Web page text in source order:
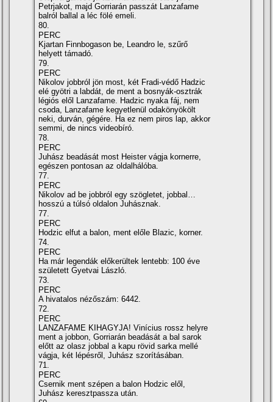
Petrjakot, majd Gorriarán passzát Lanzafame
balról ballal a léc fölé emeli.
80.
PERC
Kjartan Finnbogason be, Leandro le, szűrő
helyett támadó.
79.
PERC
Nikolov jobbról jön most, két Fradi-védő Hadzic
elé gyötri a labdát, de ment a bosnyák-osztrák
légiós elől Lanzafame. Hadzic nyaka fáj, nem
csoda, Lanzafame kegyetlenül odakönyökölt
neki, durván, gégére. Ha ez nem piros lap, akkor
semmi, de nincs videobí­ró.
78.
PERC
Juhász beadását most Heister vágja kornerre,
egészen pontosan az oldalhálóba.
77.
PERC
Nikolov ad be jobbról egy szögletet, jobbal…
hosszú a túlsó oldalon Juhásznak.
77.
PERC
Hodzic elfut a balon, ment előle Blazic, korner.
74.
PERC
Ha már legendák előkerültek lentebb: 100 éve
született Gyetvai László.
73.
PERC
A hivatalos nézőszám: 6442.
72.
PERC
LANZAFAME KIHAGYJA! Viní­cius rossz helyre
ment a jobbon, Gorriarán beadását a bal sarok
előtt az olasz jobbal a kapu rövid sarka mellé
vágja, két lépésről, Juhász szorí­tásában.
71.
PERC
Csernik ment szépen a balon Hodzic elől,
Juhász keresztpassza után.